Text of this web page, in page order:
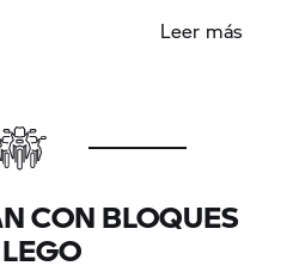
ellas y las traduce al
Leer más
CON BLOQUES